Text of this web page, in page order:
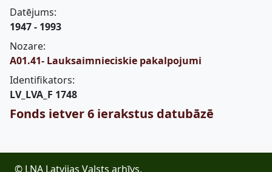
Datējums:
1947 - 1993
Nozare:
A01.41- Lauksaimnieciskie pakalpojumi
Identifikators:
LV_LVA_F 1748
Fonds ietver 6 ierakstus datubāzē
© LNA Latvijas Valsts arhīvs,